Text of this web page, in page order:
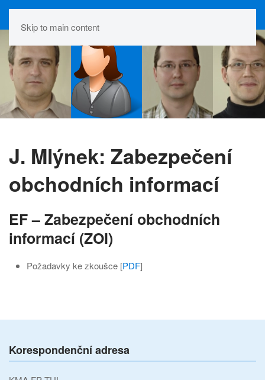
Skip to main content
J. Mlýnek: Zabezpečení
obchodních informací
EF – Zabezpečení obchodních
informací (ZOI)
Požadavky ke zkoušce [PDF]
Korespondenční adresa